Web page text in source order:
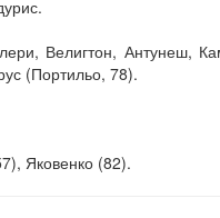
Велигтон, Антунеш,
(Портильо, 78).
Яковенко (82).